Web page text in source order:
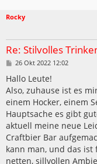
Rocky
Re: Stilvolles
B
i
r
a
g
26 Okt 2022 12:02
Hallo Leute!
Also, zuhause ist es
einem Hocker, einem
Hauptsache es gibt
aktuell meine neue
Craftbier Bar
kann man, und das
netten, sillvollen